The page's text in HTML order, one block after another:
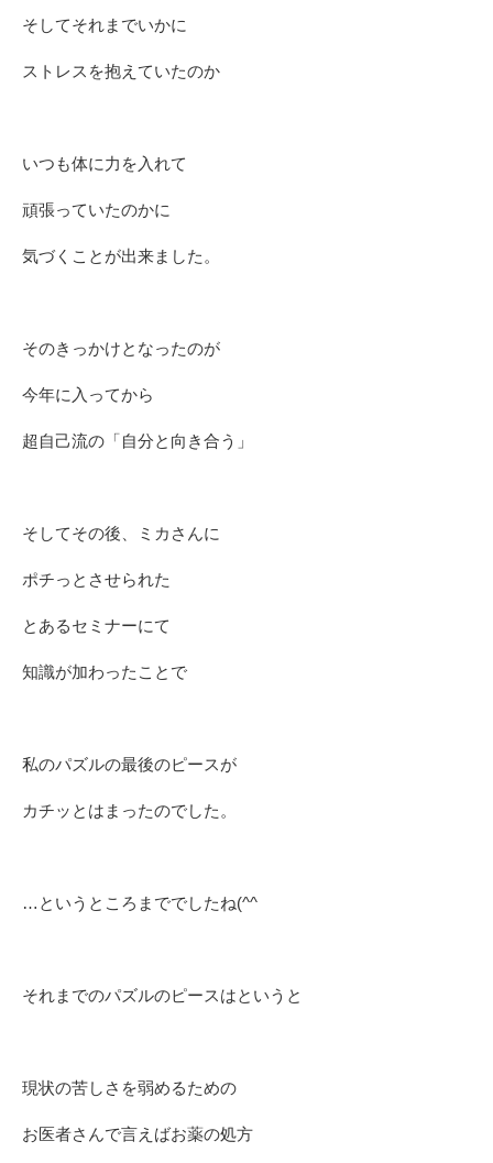
そしてそれまでいかに
ストレスを抱えていたのか
いつも体に力を入れて
頑張っていたのかに
気づくことが出来ました。
そのきっかけとなったのが
今年に入ってから
超自己流の「自分と向き合う」
そしてその後、ミカさんに
ポチっとさせられた
とあるセミナーにて
知識が加わったことで
私のパズルの最後のピースが
カチッとはまったのでした。
…というところまででしたね(^^ゞ
それまでのパズルのピースはというと
現状の苦しさを弱めるための
お医者さんで言えばお薬の処方